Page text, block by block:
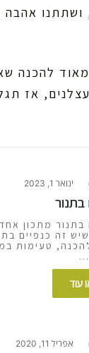
להכנה
אז
ינואר 1, 2023
בתנור
בתנור מתכון
זה כנפיים
טעימות
עוד
אפריל 11, 2020